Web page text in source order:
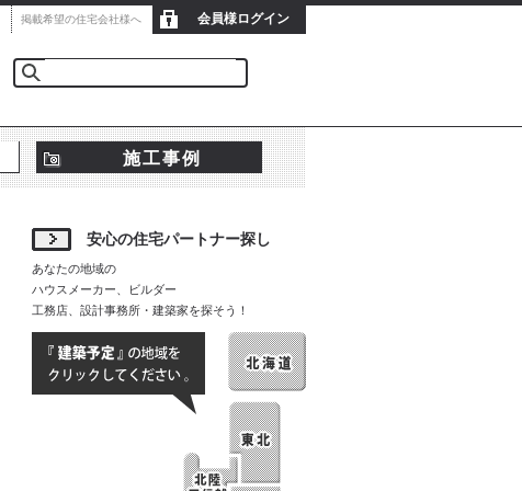
掲載希望の住宅会社様へ 会員様ログイン
新規会員登録
施工事例
安心の住宅パートナー探し
あなたの地域の
ハウスメーカー、ビルダー
工務店、設計事務所・建築家を探そう！